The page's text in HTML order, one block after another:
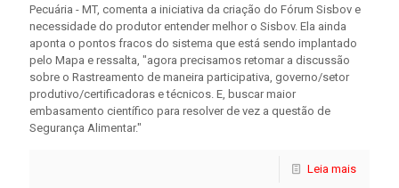
Pecuária - MT, comenta a iniciativa da criação do Fórum Sisbov e
necessidade do produtor entender melhor o Sisbov. Ela ainda
aponta o pontos fracos do sistema que está sendo implantado
pelo Mapa e ressalta, "agora precisamos retomar a discussão
sobre o Rastreamento de maneira participativa, governo/setor
produtivo/certificadoras e técnicos. E, buscar maior
embasamento científico para resolver de vez a questão de
Segurança Alimentar."
Leia mais